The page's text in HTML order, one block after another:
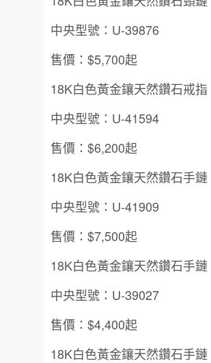
中央型號：U-39876
售價：$5,700起
18K白色黃金鑲天然鑽石戒指
中央型號：U-41594
售價：$6,200起
18K白色黃金鑲天然鑽石手鏈
中央型號：U-41909
售價：$7,500起
18K白色黃金鑲天然鑽石手鏈
中央型號：U-39027
售價：$4,400起
18K白色黃金鑲天然鑽石手鏈